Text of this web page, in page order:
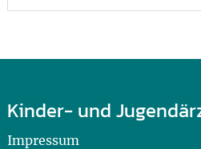
Kinder- und
Impressum